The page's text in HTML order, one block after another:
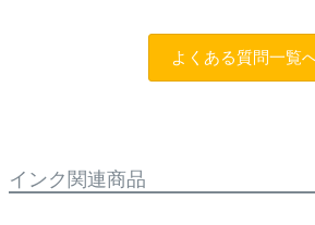
互換品：ブラック175ml/カラー各
純正品：ブラック170ml/カラー各
【GI-30】
チャットロボット
」を設けておりますので、ご購入
よくある質問一覧
インク関連商品